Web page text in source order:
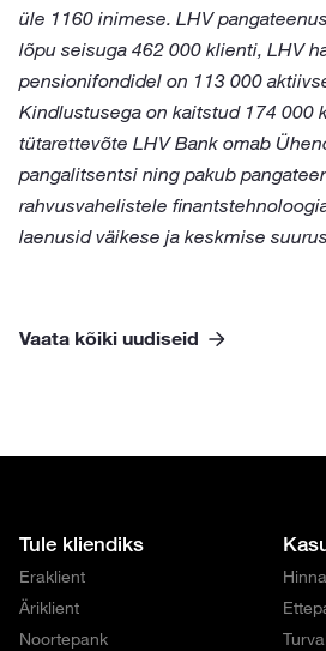
üle 1160 inimese. LHV
lõpu seisuga 462 000 klienti, LHV
pensionifondidel on 113 000
Kindlustusega on kaitstud 174 000
tütarettevõte LHV Bank omab
pangalitsentsi ning pakub
rahvusvahelistele
laenusid väikese ja keskmise
Vaata kõiki uudiseid
Tule kliendiks
Eraklient
Äriklient
Noortepank